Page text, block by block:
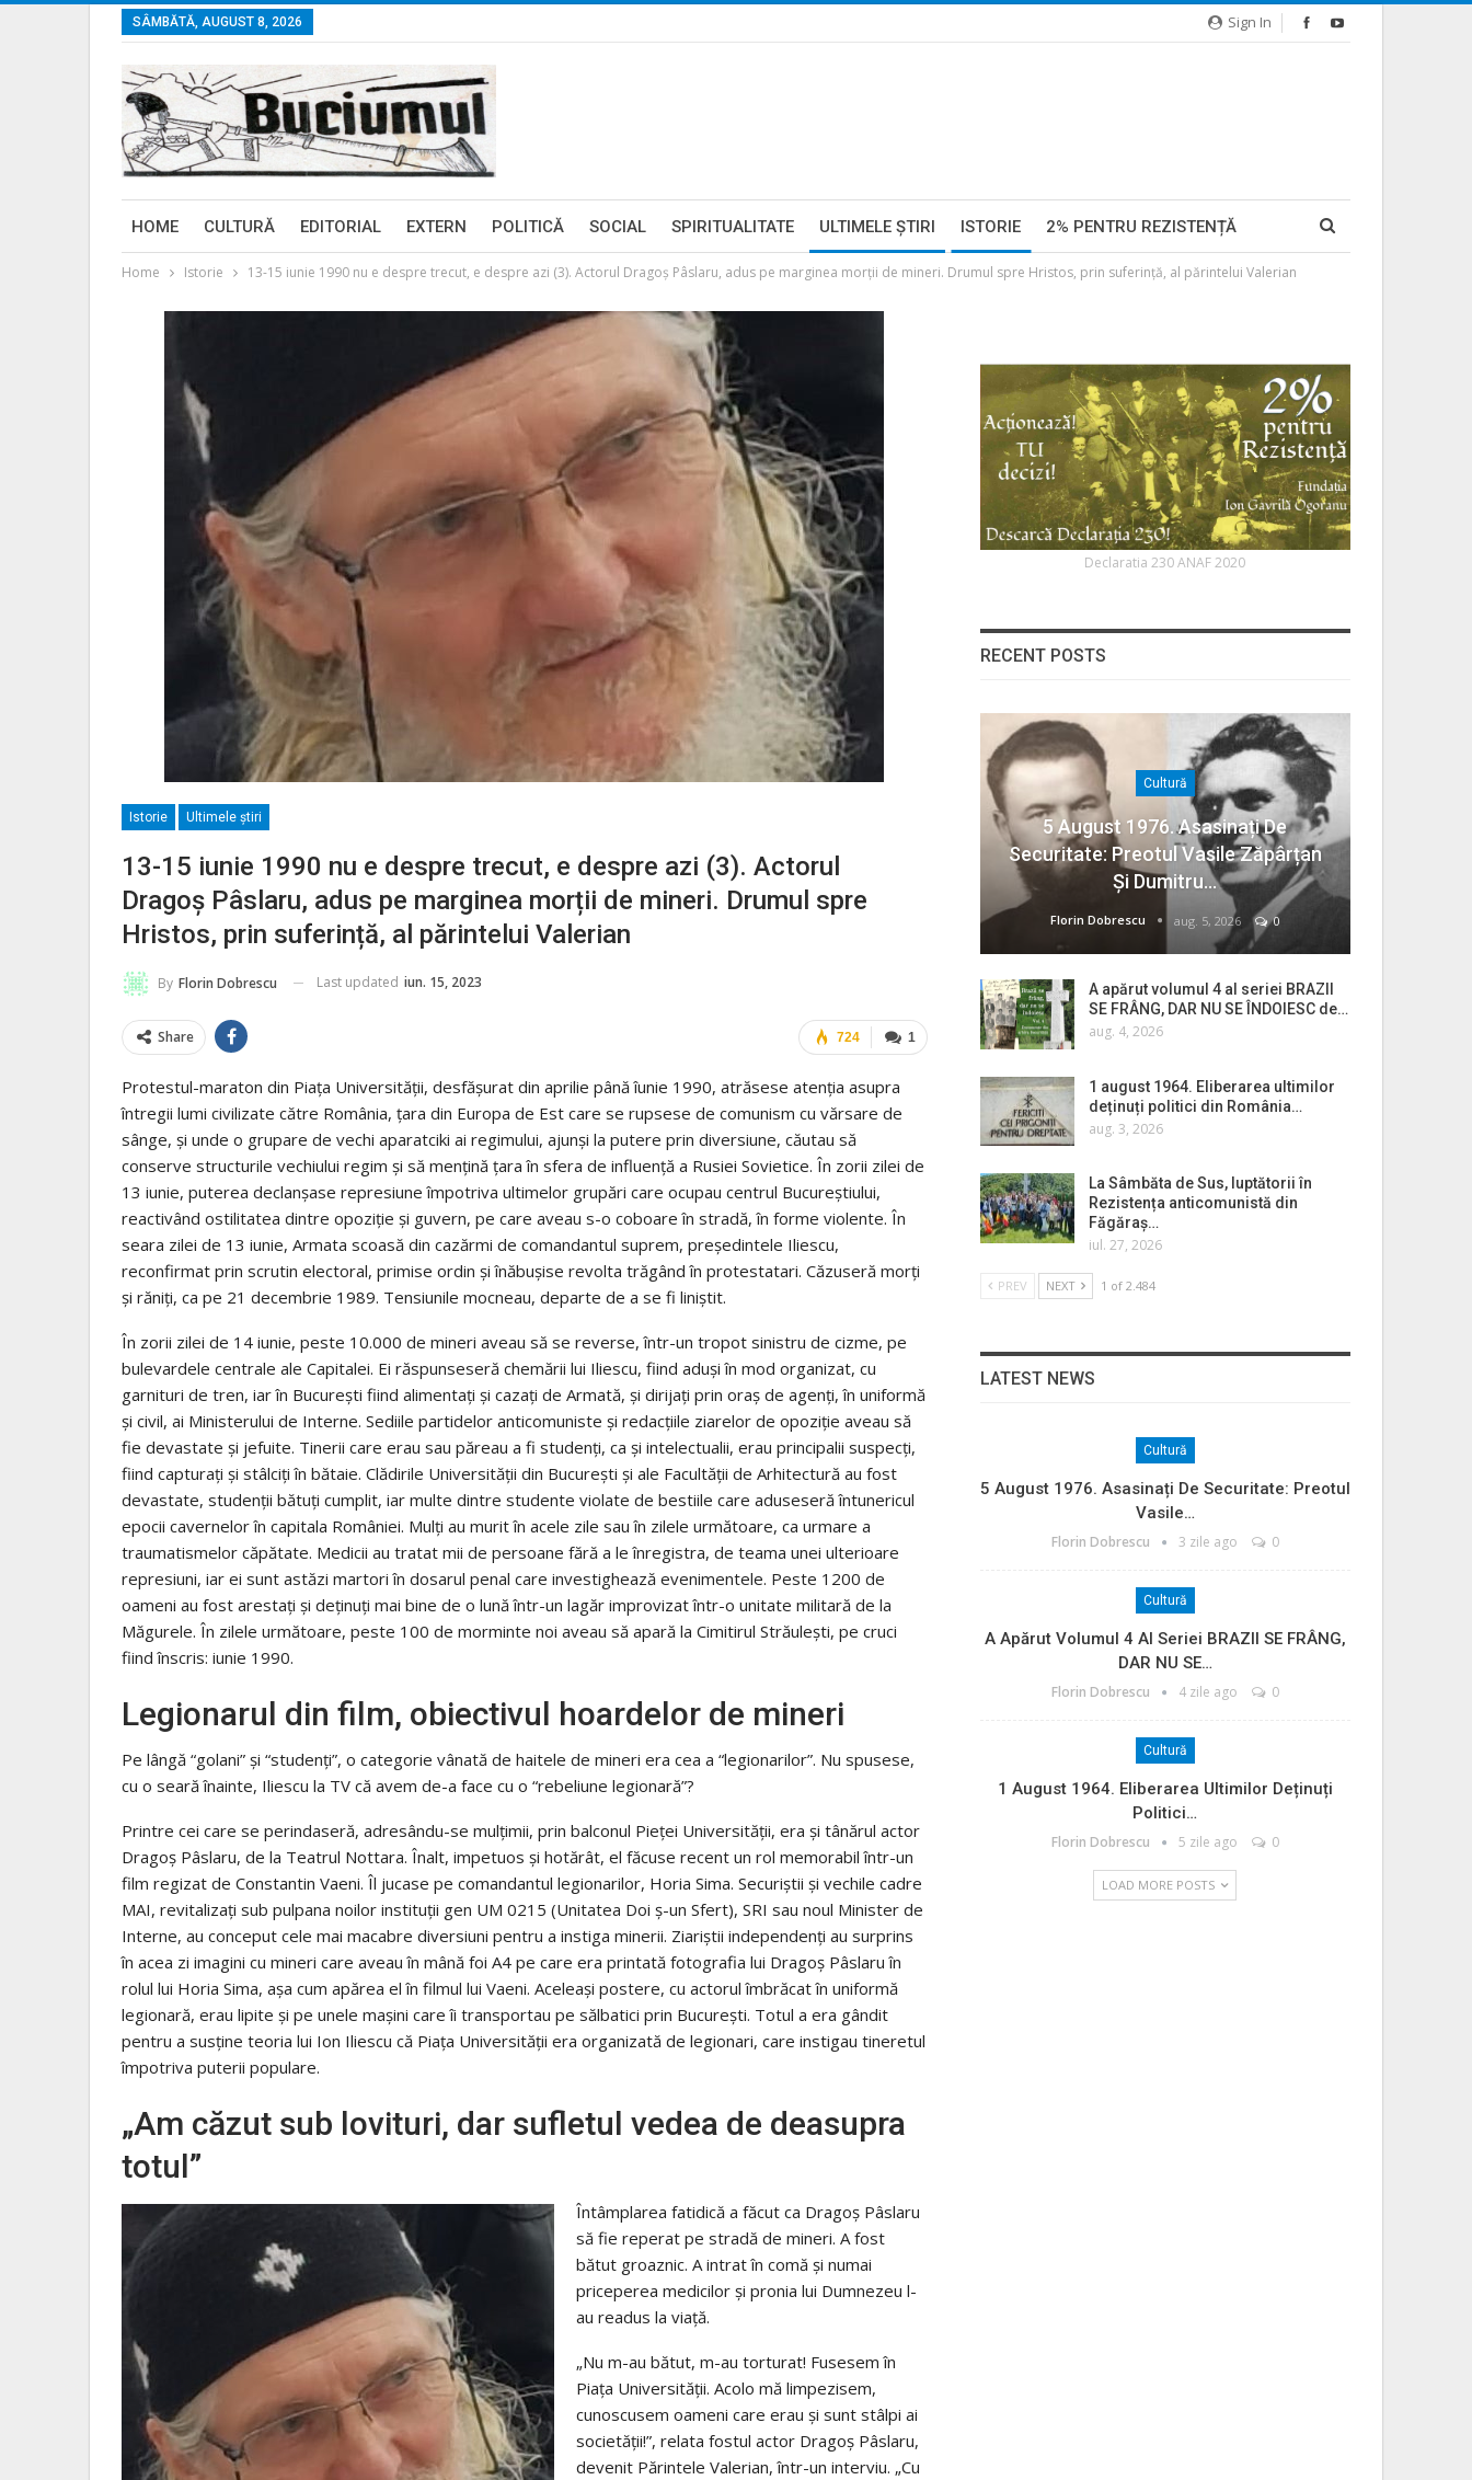
Sign In
SÂMBĂTĂ, AUGUST 8, 2026
HOME CULTURĂ EDITORIAL EXTERN POLITICĂ SOCIAL SPIRITUALITATE ULTIMELE ŞTIRI ISTORIE 2% PENTRU REZISTENȚĂ
Home Istorie 13-15 iunie 1990 nu e despre trecut, e despre azi (3). Actorul Dragoș Pâslaru, adus pe marginea morții de mineri. Drumul spre Hristos, prin suferință, al părintelui Valerian
Istorie Ultimele ştiri
13-15 iunie 1990 nu e despre trecut, e despre azi (3). Actorul
Dragoș Pâslaru, adus pe marginea morții de mineri. Drumul spre
Hristos, prin suferință, al părintelui Valerian
By Florin Dobrescu Last updated iun. 15, 2023
1
724
Share
Protestul-maraton din Piața Universității, desfășurat din aprilie până îunie 1990, atrăsese atenția asupra
întregii lumi civilizate către România, țara din Europa de Est care se rupsese de comunism cu vărsare de
sânge, și unde o grupare de vechi aparatciki ai regimului, ajunși la putere prin diversiune, căutau să
conserve structurile vechiului regim și să mențină țara în sfera de influență a Rusiei Sovietice. În zorii zilei de
13 iunie, puterea declanșase represiune împotriva ultimelor grupări care ocupau centrul Bucureștiului,
reactivând ostilitatea dintre opoziție și guvern, pe care aveau s-o coboare în stradă, în forme violente. În
seara zilei de 13 iunie, Armata scoasă din cazărmi de comandantul suprem, președintele Iliescu,
reconfirmat prin scrutin electoral, primise ordin și înăbușise revolta trăgând în protestatari. Căzuseră morți
și răniți, ca pe 21 decembrie 1989. Tensiunile mocneau, departe de a se fi liniștit.
În zorii zilei de 14 iunie, peste 10.000 de mineri aveau să se reverse, într-un tropot sinistru de cizme, pe
bulevardele centrale ale Capitalei. Ei răspunseseră chemării lui Iliescu, fiind aduși în mod organizat, cu
garnituri de tren, iar în București fiind alimentați și cazați de Armată, și dirijați prin oraș de agenți, în uniformă
și civil, ai Ministerului de Interne. Sediile partidelor anticomuniste și redacțiile ziarelor de opoziție aveau să
fie devastate și jefuite. Tinerii care erau sau păreau a fi studenți, ca și intelectualii, erau principalii suspecți,
fiind capturați și stâlciți în bătaie. Clădirile Universității din București și ale Facultății de Arhitectură au fost
devastate, studenții bătuți cumplit, iar multe dintre studente violate de bestiile care aduseseră întunericul
epocii cavernelor în capitala României. Mulți au murit în acele zile sau în zilele următoare, ca urmare a
traumatismelor căpătate. Medicii au tratat mii de persoane fără a le înregistra, de teama unei ulterioare
represiuni, iar ei sunt astăzi martori în dosarul penal care investighează evenimentele. Peste 1200 de
oameni au fost arestați și deținuți mai bine de o lună într-un lagăr improvizat într-o unitate militară de la
Măgurele. În zilele următoare, peste 100 de morminte noi aveau să apară la Cimitirul Străulești, pe cruci
fiind înscris: iunie 1990.
Legionarul din film, obiectivul hoardelor de mineri
Pe lângă “golani” și “studenți”, o categorie vânată de haitele de mineri era cea a “legionarilor”. Nu spusese,
cu o seară înainte, Iliescu la TV că avem de-a face cu o “rebeliune legionară”?
Printre cei care se perindaseră, adresându-se mulțimii, prin balconul Pieței Universității, era și tânărul actor
Dragoș Pâslaru, de la Teatrul Nottara. Înalt, impetuos și hotărât, el făcuse recent un rol memorabil într-un
film regizat de Constantin Vaeni. Îl jucase pe comandantul legionarilor, Horia Sima. Securiștii și vechile cadre
MAI, revitalizați sub pulpana noilor instituții gen UM 0215 (Unitatea Doi ș-un Sfert), SRI sau noul Minister de
Interne, au conceput cele mai macabre diversiuni pentru a instiga minerii. Ziariștii independenți au surprins
în acea zi imagini cu mineri care aveau în mână foi A4 pe care era printată fotografia lui Dragoș Pâslaru în
rolul lui Horia Sima, așa cum apărea el în filmul lui Vaeni. Aceleași postere, cu actorul îmbrăcat în uniformă
legionară, erau lipite și pe unele mașini care îi transportau pe sălbatici prin București. Totul a era gândit
pentru a susține teoria lui Ion Iliescu că Piața Universității era organizată de legionari, care instigau tineretul
împotriva puterii populare.
„Am căzut sub lovituri, dar sufletul vedea de deasupra
totul”
Întâmplarea fatidică a făcut ca Dragoș Pâslaru
să fie reperat pe stradă de mineri. A fost
bătut groaznic. A intrat în comă și numai
priceperea medicilor și pronia lui Dumnezeu l-
au readus la viață.
„Nu m-au bătut, m-au torturat! Fusesem în
Piața Universității. Acolo mă limpezisem,
cunoscusem oameni care erau și sunt stâlpi ai
societății!”, relata fostul actor Dragoș Pâslaru,
devenit Părintele Valerian, într-un interviu. „Cu
Declaratia 230 ANAF 2020
RECENT POSTS
Cultură
5 August 1976. Asasinați De
Securitate: Preotul Vasile Zăpârțan
Și Dumitru…
Florin Dobrescu aug. 5, 2026 0
A apărut volumul 4 al seriei BRAZII
SE FRÂNG, DAR NU SE ÎNDOIESC de…
aug. 4, 2026
1 august 1964. Eliberarea ultimilor
deținuți politici din România…
aug. 3, 2026
La Sâmbăta de Sus, luptătorii în
Rezistența anticomunistă din
Făgăraș…
iul. 27, 2026
PREV NEXT 1 of 2.484
LATEST NEWS
Cultură
5 August 1976. Asasinați De Securitate: Preotul
Vasile…
Florin Dobrescu 3 zile ago 0
Cultură
A Apărut Volumul 4 Al Seriei BRAZII SE FRÂNG,
DAR NU SE…
Florin Dobrescu 4 zile ago 0
Cultură
1 August 1964. Eliberarea Ultimilor Deținuți
Politici…
Florin Dobrescu 5 zile ago 0
LOAD MORE POSTS